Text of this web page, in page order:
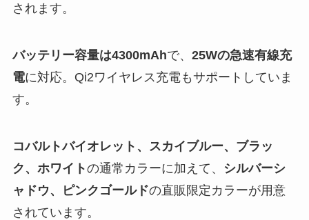
されます。
バッテリー容量は4300mAhで、 25Wの急速有線充
電に対応。Qi2ワイヤレス充電もサポートしていま
す。
コバルトバイオレット、スカイブルー、ブラッ
ク、ホワイトの通常カラーに加えて、
シルバーシ
ャドウ、ピンクゴールドの直販限定カラーが用意
されています。